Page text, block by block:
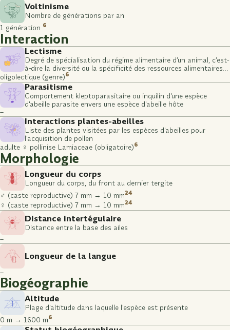
Voltinisme
Nombre de générations par an
1 génération 6
Interaction
Lectisme
Degré de spécialisation du régime alimentaire d’un animal, c’est-
à-dire la diversité ou la spécificité des ressources alimentaires
qu’il consomme (stade larvaire)
oligolectique (genre)6
Parasitisme
Comportement kleptoparasitaire ou inquilin d'une espèce
d'abeille parasite envers une espèce d'abeille hôte
–
Interactions plantes-abeilles
Liste des plantes visitées par les espèces d'abeilles pour
l'acquisition de pollen
adulte ♀ pollinise Lamiaceae (obligatoire)6
Morphologie
Longueur du corps
Longueur du corps, du front au dernier tergite
♂ (caste reproductive) 7 mm → 10 mm24
♀ (caste reproductive) 7 mm → 10 mm24
Distance intertégulaire
Distance entre la base des ailes
–
Longueur de la langue
–
Biogéographie
Altitude
Plage d'altitude dans laquelle l'espèce est présente
0 m → 1600 m6